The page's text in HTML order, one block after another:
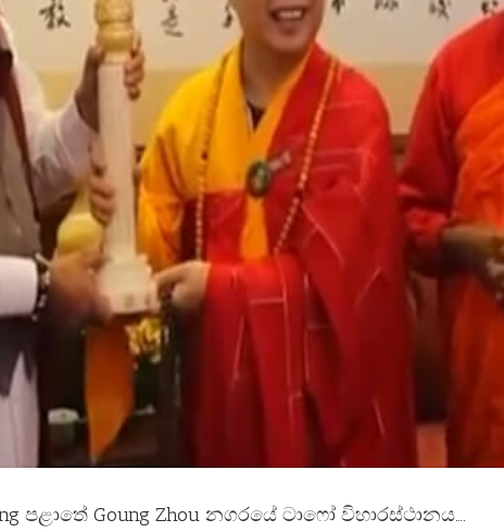
පළාතේ Goung Zhou නගරයේ ටාෆෝ විහාරස්ථානය….